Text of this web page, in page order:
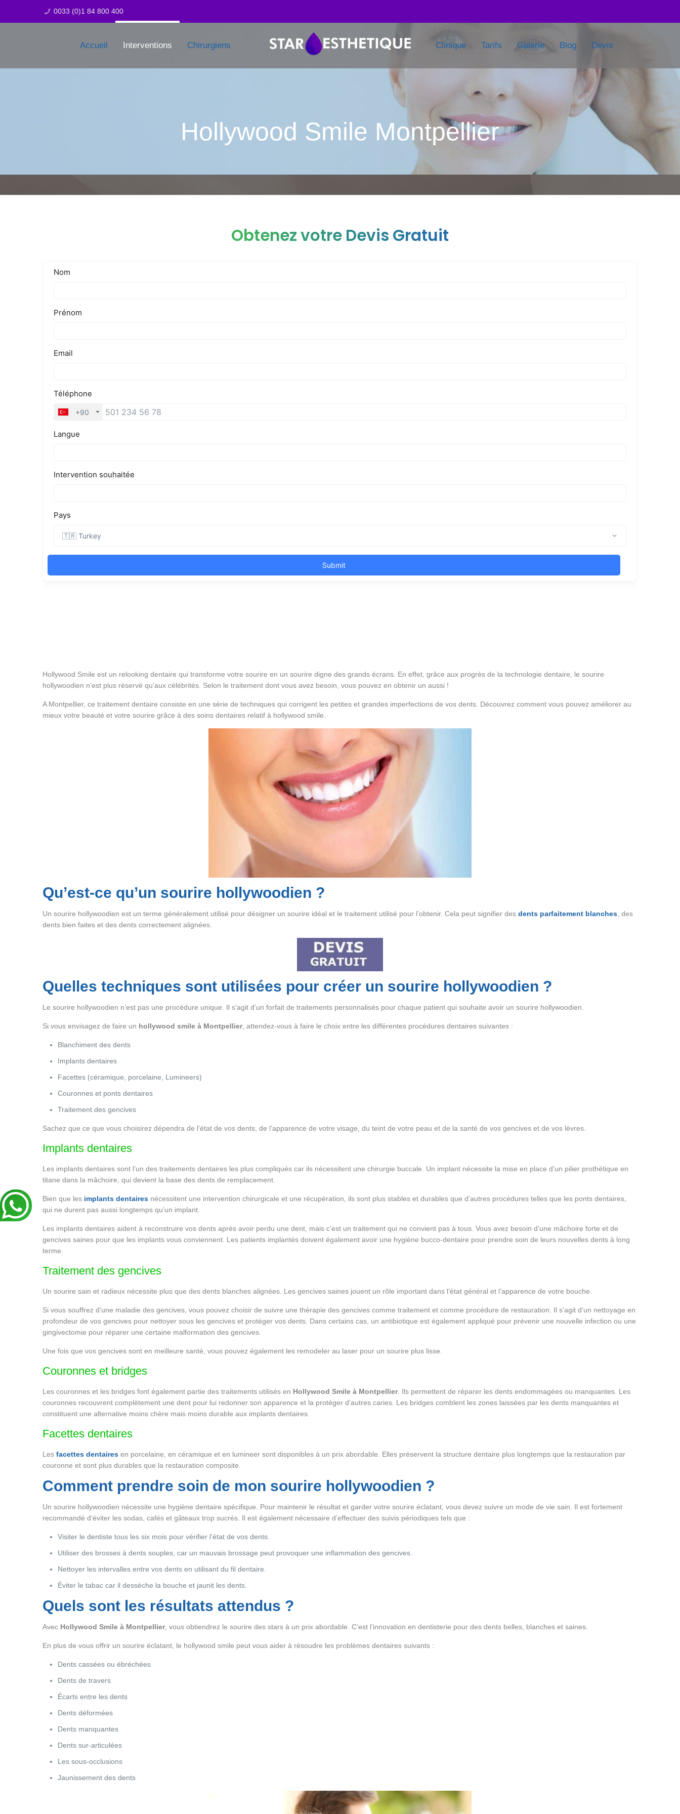
0033 (0)1 84 800 400
Accueil Interventions Chirurgiens Clinique Tarifs Galerie Blog Devis
Hollywood Smile Montpellier
Obtenez votre Devis Gratuit
Hollywood Smile est un relooking dentaire qui transforme votre sourire en un sourire digne des grands écrans. En effet, grâce aux progrès de la technologie dentaire, le sourire
hollywoodien n’est plus réservé qu’aux célébrités. Selon le traitement dont vous avez besoin, vous pouvez en obtenir un aussi !
A Montpellier, ce traitement dentaire consiste en une série de techniques qui corrigent les petites et grandes imperfections de vos dents. Découvrez comment vous pouvez améliorer au
mieux votre beauté et votre sourire grâce à des soins dentaires relatif à hollywood smile.
Qu’est-ce qu’un sourire hollywoodien ?
Un sourire hollywoodien est un terme généralement utilisé pour désigner un sourire idéal et le traitement utilisé pour l’obtenir. Cela peut signifier des dents parfaitement blanches , des
dents bien faites et des dents correctement alignées.
Quelles techniques sont utilisées pour créer un sourire hollywoodien ?
Le sourire hollywoodien n’est pas une procédure unique. Il s’agit d’un forfait de traitements personnalisés pour chaque patient qui souhaite avoir un sourire hollywoodien.
Si vous envisagez de faire un hollywood smile à Montpellier, attendez-vous à faire le choix entre les différentes procédures dentaires suivantes :
Blanchiment des dents
Implants dentaires
Facettes (céramique, porcelaine, Lumineers)
Couronnes et ponts dentaires
Traitement des gencives
Sachez que ce que vous choisirez dépendra de l’état de vos dents, de l’apparence de votre visage, du teint de votre peau et de la santé de vos gencives et de vos lèvres.
Implants dentaires
Les implants dentaires sont l’un des traitements dentaires les plus compliqués car ils nécessitent une chirurgie buccale. Un implant nécessite la mise en place d’un pilier prothétique en
titane dans la mâchoire, qui devient la base des dents de remplacement.
Bien que les implants dentaires nécessitent une intervention chirurgicale et une récupération, ils sont plus stables et durables que d’autres procédures telles que les ponts dentaires,
qui ne durent pas aussi longtemps qu’un implant.
Les implants dentaires aident à reconstruire vos dents après avoir perdu une dent, mais c’est un traitement qui ne convient pas à tous. Vous avez besoin d’une mâchoire forte et de
gencives saines pour que les implants vous conviennent. Les patients implantés doivent également avoir une hygiène bucco-dentaire pour prendre soin de leurs nouvelles dents à long
terme.
Traitement des gencives
Un sourire sain et radieux nécessite plus que des dents blanches alignées. Les gencives saines jouent un rôle important dans l’état général et l’apparence de votre bouche.
Si vous souffrez d’une maladie des gencives, vous pouvez choisir de suivre une thérapie des gencives comme traitement et comme procédure de restauration. Il s’agit d’un nettoyage en
profondeur de vos gencives pour nettoyer sous les gencives et protéger vos dents. Dans certains cas, un antibiotique est également appliqué pour prévenir une nouvelle infection ou une
gingivectomie pour réparer une certaine malformation des gencives.
Une fois que vos gencives sont en meilleure santé, vous pouvez également les remodeler au laser pour un sourire plus lisse.
Couronnes et bridges
Les couronnes et les bridges font également partie des traitements utilisés en Hollywood Smile à Montpellier. Ils permettent de réparer les dents endommagées ou manquantes. Les
couronnes recouvrent complètement une dent pour lui redonner son apparence et la protéger d’autres caries. Les bridges comblent les zones laissées par les dents manquantes et
constituent une alternative moins chère mais moins durable aux implants dentaires.
Facettes dentaires
Les facettes dentaires en porcelaine, en céramique et en lumineer sont disponibles à un prix abordable. Elles préservent la structure dentaire plus longtemps que la restauration par
couronne et sont plus durables que la restauration composite.
Comment prendre soin de mon sourire hollywoodien ?
Un sourire hollywoodien nécessite une hygiène dentaire spécifique. Pour maintenir le résultat et garder votre sourire éclatant, vous devez suivre un mode de vie sain. Il est fortement
recommandé d’éviter les sodas, cafés et gâteaux trop sucrés. Il est également nécessaire d’effectuer des suivis périodiques tels que :
Visiter le dentiste tous les six mois pour vérifier l’état de vos dents.
Utiliser des brosses à dents souples, car un mauvais brossage peut provoquer une inflammation des gencives.
Nettoyer les intervalles entre vos dents en utilisant du fil dentaire.
Éviter le tabac car il dessèche la bouche et jaunit les dents.
Quels sont les résultats attendus ?
Avec Hollywood Smile à Montpellier, vous obtiendrez le sourire des stars à un prix abordable. C’est l’innovation en dentisterie pour des dents belles, blanches et saines.
En plus de vous offrir un sourire éclatant, le hollywood smile peut vous aider à résoudre les problèmes dentaires suivants :
Dents cassées ou ébréchées
Dents de travers
Écarts entre les dents
Dents déformées
Dents manquantes
Dents sur-articulées
Les sous-occlusions
Jaunissement des dents